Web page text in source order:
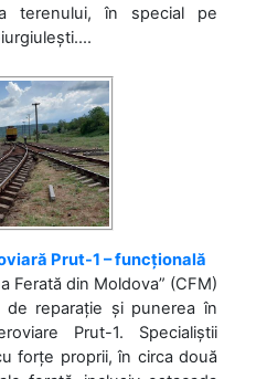
terenului, în special pe
Prut-1 – funcțională
Ferată din Moldova” (CFM)
de reparație și punerea în
Prut-1. Specialiștii
forțe proprii, în circa două